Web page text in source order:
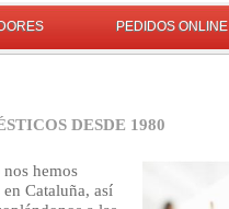
PEDIDOS ONLINE
DESDE 1980
hemos
Cataluña, así